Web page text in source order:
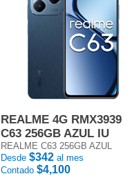
REALME 4G RMX3939
C63 256GB AZUL IU
REALME C63 256GB AZUL
Desde $342 al mes
Contado $4,100